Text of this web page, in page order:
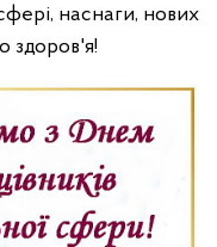
наснаги, нових
здоров'я!